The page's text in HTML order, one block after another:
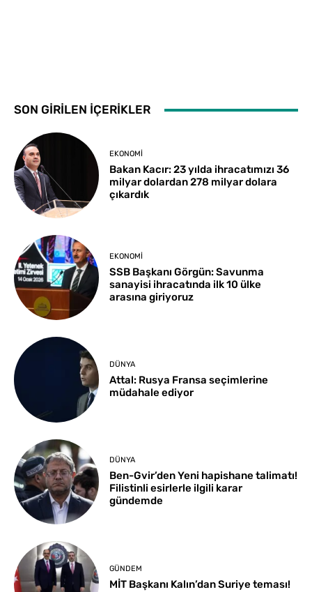
SON GİRİLEN İÇERİKLER
EKONOMI
Bakan Kacır: 23 yılda ihracatımızı 36
milyar dolardan 278 milyar dolara
çıkardık
EKONOMI
SSB Başkanı Görgün: Savunma
sanayisi ihracatında ilk 10 ülke
arasına giriyoruz
DÜNYA
Attal: Rusya Fransa seçimlerine
müdahale ediyor
DÜNYA
Ben-Gvir’den Yeni hapishane talimatı!
Filistinli esirlerle ilgili karar
gündemde
GÜNDEM
MİT Başkanı Kalın’dan Suriye teması!